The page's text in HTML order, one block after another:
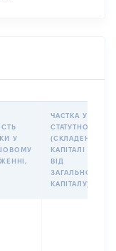
У
ЧАСТКА У
СТАТУТНОМУ
(СКЛАДЕНОМУ)
КАПІТАЛІ (%
ВІД
ЗАГАЛЬНОГО
КАПІТАЛУ)